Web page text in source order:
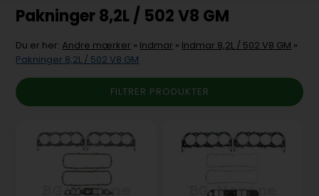
Pakninger 8,2L / 502 V8 GM
Du er her: Andre mærker » Indmar » Indmar 8,2L / 502 V8 GM »
Pakninger 8,2L / 502 V8 GM
FILTRER PRODUKTER